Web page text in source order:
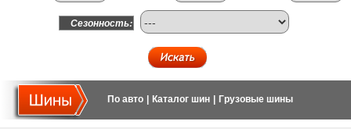
Сезонность:
По авто Каталог шин Грузовые шины